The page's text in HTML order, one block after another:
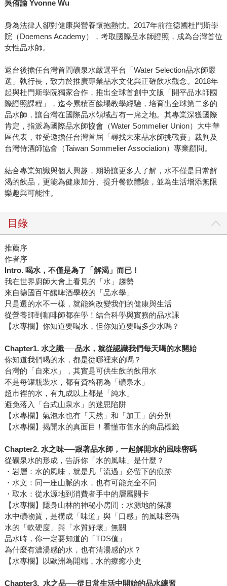
吳侑諭 Yvonne Wu
身為法律人卻對健康與營養懷抱熱忱。2017年前往德國杜門斯學
院（Doemens Academy），考取國際品水師證照，成為台灣首位
女性品水師。
返台後擔任台灣首間礦泉水嚴選平台「Water Selection品水師嚴
選」執行長，致力於推廣專業品水文化與正確飲水觀念。2018年
起與杜門斯學院獨家合作，推出全球首創中文版「開平品水師國
際證照課程」，迄今累積百餘場教學經驗，培育出全球第二多的
品水師，讓台灣在國際品水領域占有一席之地。其專業深獲國際
肯定，指派為國際品水師協會（Water Sommelier Union）大中華
區代表，並受邀擔任台灣首屆「尋找未來品水師挑戰賽」裁判及
台灣侍酒師協會（Taiwan Sommelier Association）專業顧問。
結合專業知識與個人興趣，期盼讓更多人了解，水不僅是日常解
渴的飲品，更能為健康加分、提升餐飲體驗，並為生活增添無限
樂趣與可能性。
目錄
推薦序
作者序
Intro. 喝水，不僅是為了「解渴」而已！
我在世界廚師大會上看見的「水」趨勢
來自德國百年釀啤酒學校的「品水學」
只是選的水不一樣，就能夠改變我們的健康與生活
從營養師到咖啡師都在學！結合科學與實務的品水課
【水專欄】你知道要喝水，但你知道要喝多少水嗎？
Chapter1. 水之識──品水，就從認識我們每天喝的水開始
你知道我們喝的水，都是從哪裡來的嗎？
台灣的「自來水」，其實是可供生飲的飲用水
不是每罐瓶裝水，都有資格稱為「礦泉水」
超市裡的水，有九成以上都是「純水」
避免落入「台式山泉水」的迷思陷阱
【水專欄】氣泡水也有「天然」和「加工」的分別
【水專欄】揭開水的真面目！看懂市售水的商品標籤
Chapter2. 水之味──跟著品水師，一起解開水的風味密碼
從礦泉水的形成，告訴你「水的風味」是什麼？
・岩層：水的風味，就是凡「流過」必留下的痕跡
・水文：同一座山脈的水，也有可能完全不同
・取水：從水源地到消費者手中的層層關卡
【水專欄】隱身山林的神秘小房間：水源地的保護
水中礦物質，是構成「味道」與「口感」的風味密碼
水的「軟硬度」與「水質好壞」無關
品水時，你一定要知道的「TDS值」
為什麼有濃湯感的水，也有清湯感的水？
【水專欄】以歐洲為開端，水的療癒小史
Chapter3. 水之品──從日常生活中開始的品水練習